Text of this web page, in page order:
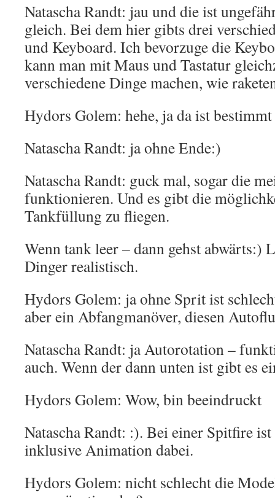
Natascha Randt: jau und die ist
gleich. Bei dem hier gibts drei
und Keyboard. Ich bevorzuge die
kann man mit Maus und Tastatur
verschiedene Dinge machen, wie
Hydors Golem: hehe, ja da ist
Natascha Randt: ja ohne Ende:)
Natascha Randt: guck mal, sogar die
funktionieren. Und es gibt die
Tankfüllung zu fliegen.
Wenn tank leer – dann gehst abwärts:)
Dinger realistisch.
Hydors Golem: ja ohne Sprit ist
aber ein Abfangmanöver, diesen
Natascha Randt: ja Autorotation –
auch. Wenn der dann unten ist gibt es
Hydors Golem: Wow, bin beeindruckt
Natascha Randt: :). Bei einer Spitfire
inklusive Animation dabei.
Hydors Golem: nicht schlecht die